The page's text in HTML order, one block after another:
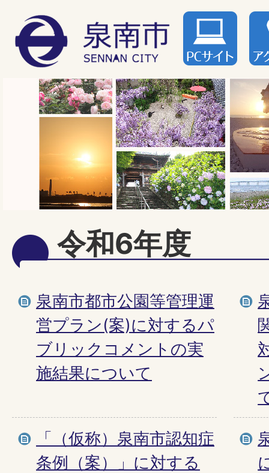
令和6年度
泉南市都市公園等管理運
営プラン(案)に対するパ
ブリックコメントの実
施結果について
「（仮称）泉南市認知症
条例（案）」に対する